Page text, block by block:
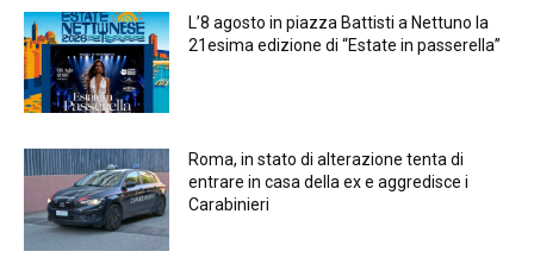
L’8 agosto in piazza Battisti a Nettuno la
21esima edizione di “Estate in passerella”
Roma, in stato di alterazione tenta di
entrare in casa della ex e aggredisce i
Carabinieri